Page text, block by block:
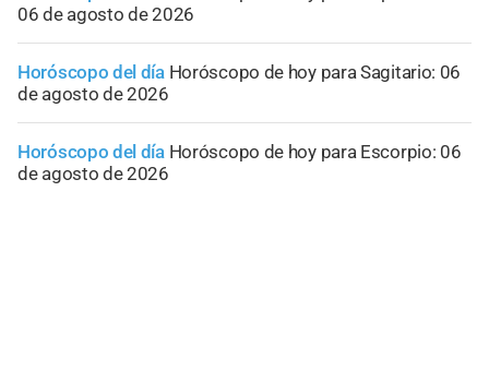
06 de agosto de 2026
Horóscopo del día Horóscopo de hoy para Sagitario: 06
de agosto de 2026
Horóscopo del día Horóscopo de hoy para Escorpio: 06
de agosto de 2026